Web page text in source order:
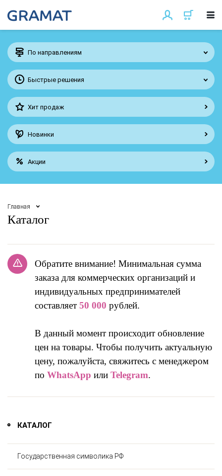
По направлениям
Быстрые решения
Хит продаж
Новинки
Акции
Главная
Каталог
Обратите внимание! Минимальная сумма
заказа для коммерческих организаций и
индивидуальных предпринимателей
составляет 50 000 рублей.
В данный момент происходит обновление
цен на товары. Чтобы получить актуальную
цену, пожалуйста, свяжитесь с менеджером
по WhatsApp или Telegram.
КАТАЛОГ
Государственная символика РФ